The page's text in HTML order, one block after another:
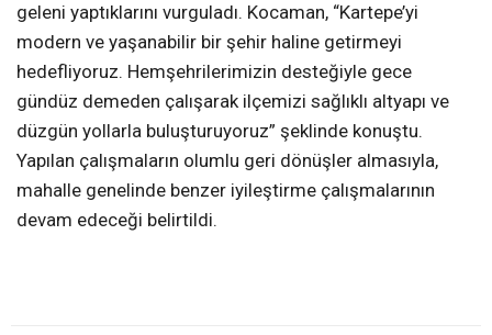
geleni yaptıklarını vurguladı. Kocaman, “Kartepe’yi
modern ve yaşanabilir bir şehir haline getirmeyi
hedefliyoruz. Hemşehrilerimizin desteğiyle gece
gündüz demeden çalışarak ilçemizi sağlıklı altyapı ve
düzgün yollarla buluşturuyoruz” şeklinde konuştu.
Yapılan çalışmaların olumlu geri dönüşler almasıyla,
mahalle genelinde benzer iyileştirme çalışmalarının
devam edeceği belirtildi.